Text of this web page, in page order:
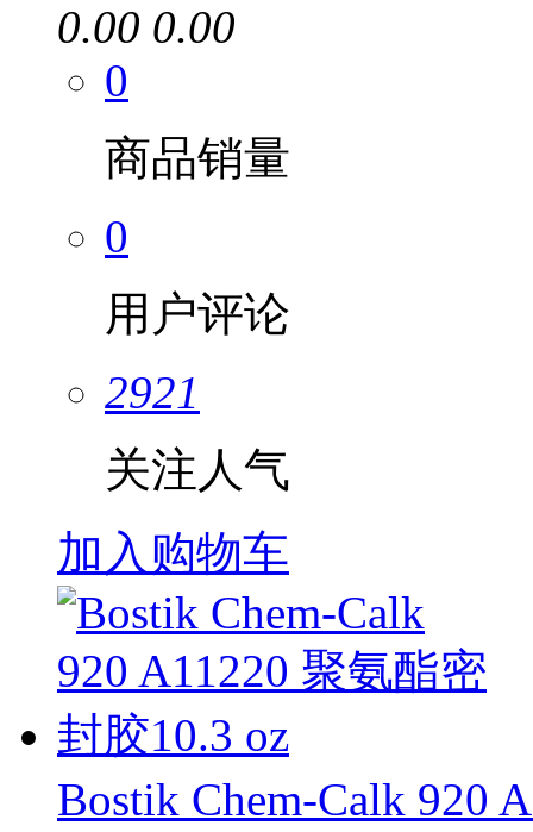
0.00 0.00
0
商品销量
0
用户评论
2921
关注人气
加入购物车
Bostik Chem-Calk 920